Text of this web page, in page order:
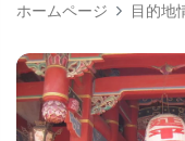
ホームページ 目的地